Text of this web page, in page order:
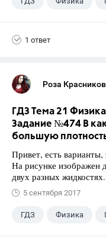
1 ответ
Роза
ГДЗ Тема 21
Задание №474 В
большую
Привет, есть варианты,
На рисунке изображен
двух разных
5 сентября 2017
ГДЗ Физика